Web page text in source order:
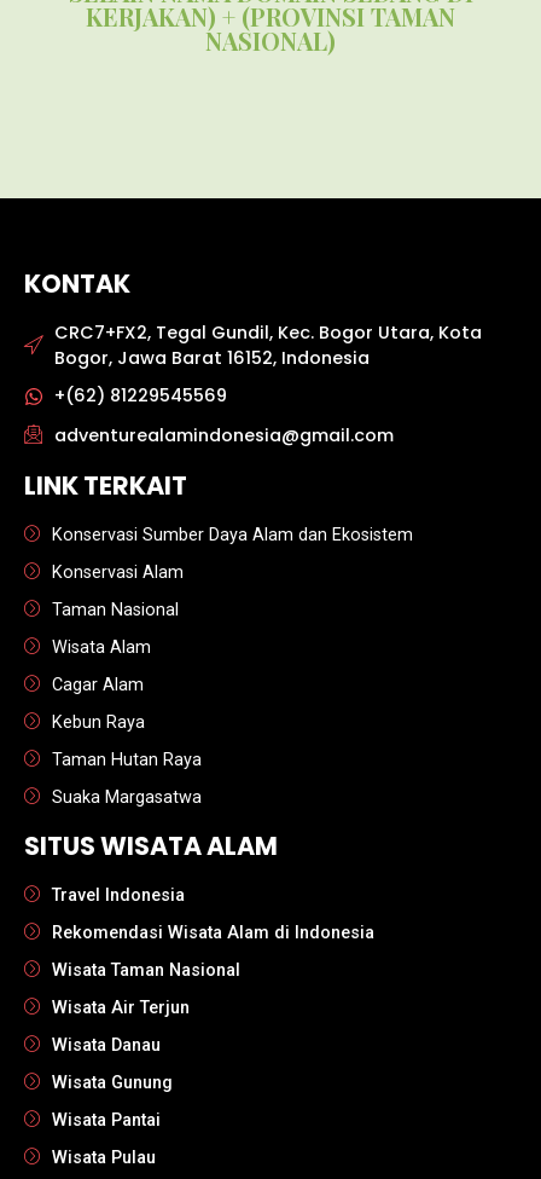
KERJAKAN) + (PROVINSI TAMAN
NASIONAL)
KONTAK
CRC7+FX2, Tegal Gundil, Kec. Bogor Utara, Kota
Bogor, Jawa Barat 16152, Indonesia
+(62) 81229545569
adventurealamindonesia@gmail.com
LINK TERKAIT
Konservasi Sumber Daya Alam dan Ekosistem
Konservasi Alam
Taman Nasional
Wisata Alam
Cagar Alam
Kebun Raya
Taman Hutan Raya
Suaka Margasatwa
SITUS WISATA ALAM
Travel Indonesia
Rekomendasi Wisata Alam di Indonesia
Wisata Taman Nasional
Wisata Air Terjun
Wisata Danau
Wisata Gunung
Wisata Pantai
Wisata Pulau